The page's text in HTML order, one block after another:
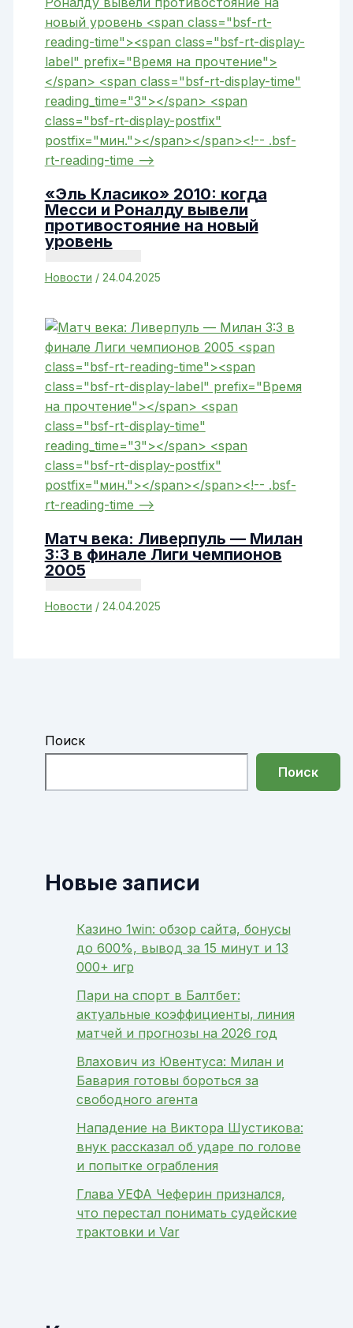
«Эль Класико» 2010: когда
Месси и Роналду вывели
противостояние на новый
уровень
Новости / 24.04.2025
Матч века: Ливерпуль — Милан
3:3 в финале Лиги чемпионов
2005
Новости / 24.04.2025
Поиск
Поиск
Новые записи
Казино 1win: обзор сайта, бонусы
до 600%, вывод за 15 минут и 13
000+ игр
Пари на спорт в Балтбет:
актуальные коэффициенты, линия
матчей и прогнозы на 2026 год
Влахович из Ювентуса: Милан и
Бавария готовы бороться за
свободного агента
Нападение на Виктора Шустикова:
внук рассказал об ударе по голове
и попытке ограбления
Глава УЕФА Чеферин признался,
что перестал понимать судейские
трактовки и Var